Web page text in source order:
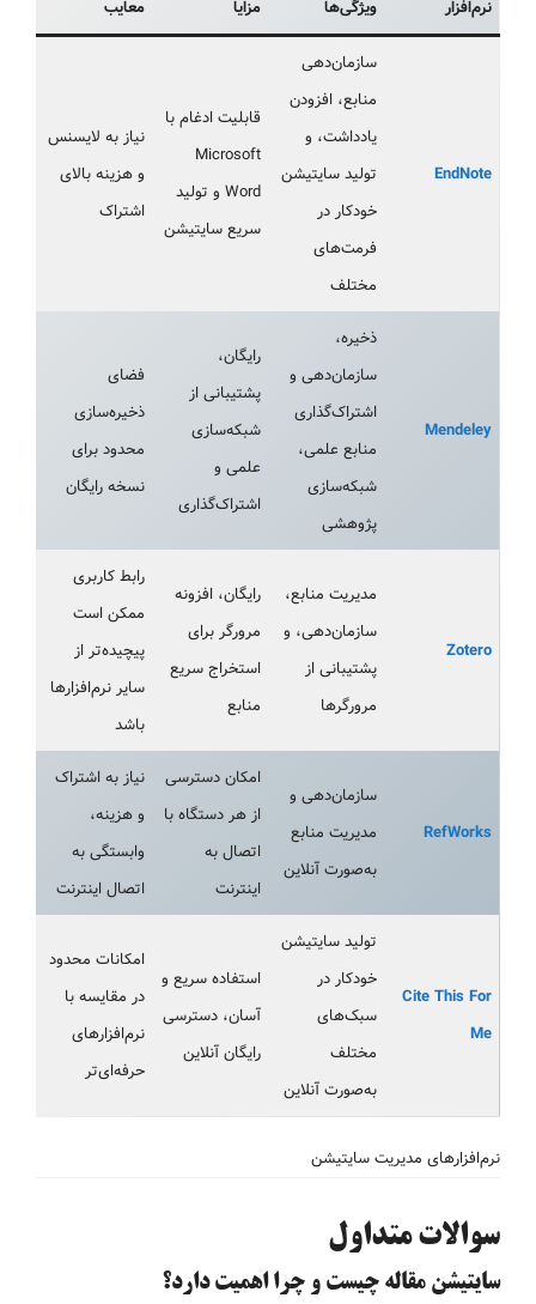
نرم‌افزار ویژگی‌ها مزایا معایب
EndNote
سازمان‌دهی
منابع، افزودن
یادداشت، و
تولید سایتیشن
خودکار در
فرمت‌های
مختلف
قابلیت ادغام با
Microsoft
Word و تولید
سریع سایتیشن
نیاز به لایسنس
و هزینه بالای
اشتراک
Mendeley
ذخیره،
سازمان‌دهی و
اشتراک‌گذاری
منابع علمی،
شبکه‌سازی
پژوهشی
رایگان،
پشتیبانی از
شبکه‌سازی
علمی و
اشتراک‌گذاری
فضای
ذخیره‌سازی
محدود برای
نسخه رایگان
Zotero
مدیریت منابع،
سازمان‌دهی، و
پشتیبانی از
مرورگرها
رایگان، افزونه
مرورگر برای
استخراج سریع
منابع
رابط کاربری
ممکن است
پیچیده‌تر از
سایر نرم‌افزارها
باشد
RefWorks
سازمان‌دهی و
مدیریت منابع
به‌صورت آنلاین
امکان دسترسی
از هر دستگاه با
اتصال به
اینترنت
نیاز به اشتراک
و هزینه،
وابستگی به
اتصال اینترنت
Cite This For
Me
تولید سایتیشن
خودکار در
سبک‌های
مختلف
به‌صورت آنلاین
استفاده سریع و
آسان، دسترسی
رایگان آنلاین
امکانات محدود
در مقایسه با
نرم‌افزارهای
حرفه‌ای‌تر
نرم‌افزارهای مدیریت سایتیشن
سوالات متداول
سایتیشن مقاله چیست و چرا اهمیت دارد؟